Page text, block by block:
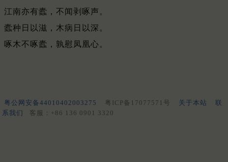
江南亦有蠹，不闻剥啄声。
蠹种日以滋，木病日以深。
啄木不啄蠹，孰慰凤凰心。
粤公网安备44010402003275 粤ICP备17077571号 关于本站
联
系我们
客服：+86 136 0901 3320